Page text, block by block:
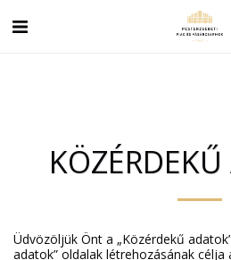
Üdvözöljük Önt a „Közérdekű
adatok” oldalak létrehozásának célja